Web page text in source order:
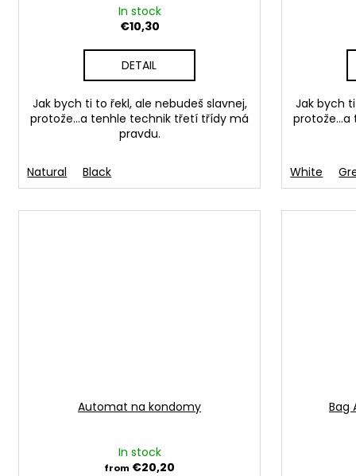
In stock
€10,30
DETAIL
Jak bych ti to řekl, ale nebudeš slavnej,
protože…a tenhle technik třetí třídy má
pravdu.
Natural Black
Jak bych
protože…a
White
Automat na kondomy
In stock
from €20,20
Bag